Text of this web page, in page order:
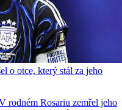
o otce, který stál za jeho
rodném Rosariu zemřel jeho